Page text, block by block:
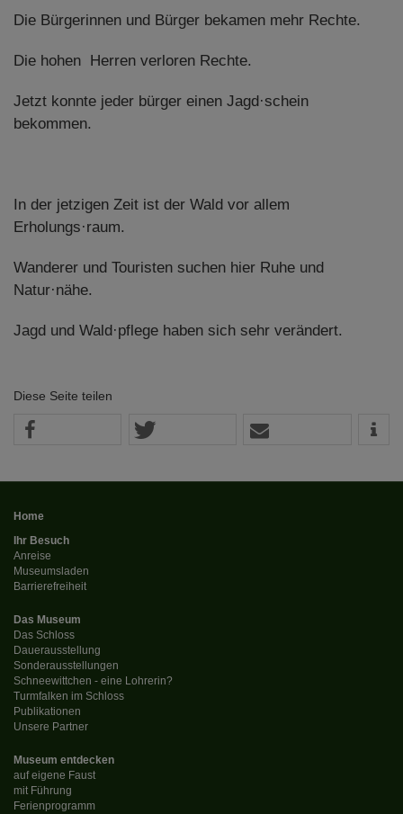
Die Bürgerinnen und Bürger bekamen mehr Rechte.
Die hohen Herren verloren Rechte.
Jetzt konnte jeder bürger einen Jagd·schein
bekommen.
In der jetzigen Zeit ist der Wald vor allem
Erholungs·raum.
Wanderer und Touristen suchen hier Ruhe und
Natur·nähe.
Jagd und Wald·pflege haben sich sehr verändert.
Diese Seite teilen
Home
Ihr Besuch
Anreise
Museumsladen
Barrierefreiheit
Das Museum
Das Schloss
Dauerausstellung
Sonderausstellungen
Schneewittchen - eine Lohrerin?
Turmfalken im Schloss
Publikationen
Unsere Partner
Museum entdecken
auf eigene Faust
mit Führung
Ferienprogramm